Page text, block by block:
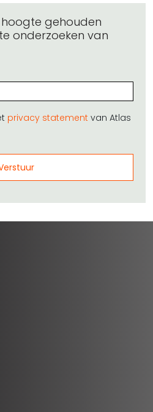
gehouden
onderzoeken van
privacy statement van Atlas